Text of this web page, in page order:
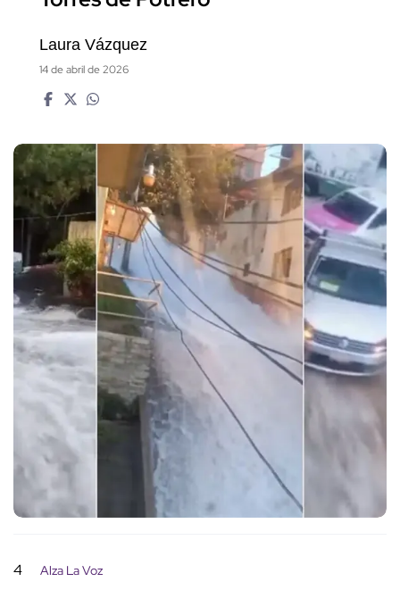
Laura Vázquez
14 de abril de 2026
4 Alza La Voz